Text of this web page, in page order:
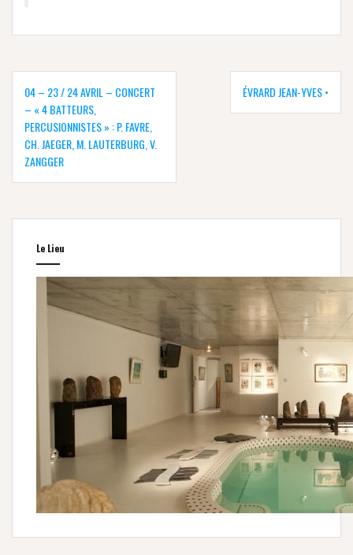
Navigation
l’article
04 – 23 / 24 AVRIL – CONCERT
– « 4 BATTEURS,
PERCUSIONNISTES » : P. FAVRE,
CH. JAEGER, M. LAUTERBURG, V.
ZANGGER
ÉVRARD JEAN-YVES •
Le Lieu